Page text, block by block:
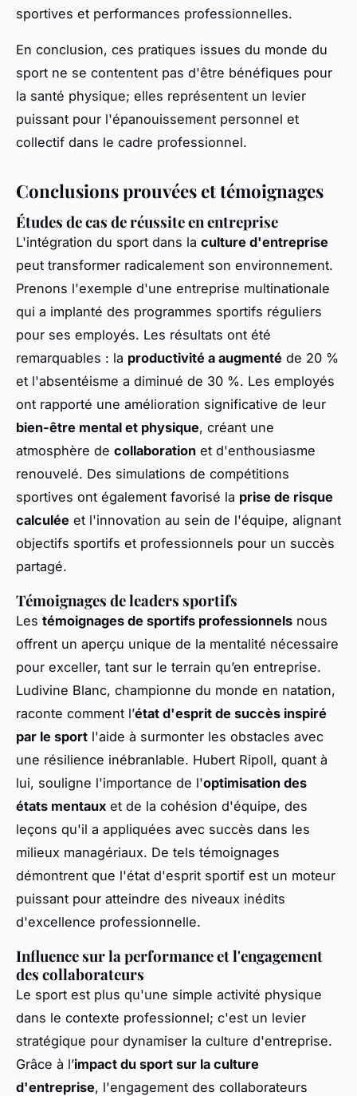
sportives et performances professionnelles.
En conclusion, ces pratiques issues du monde du
sport ne se contentent pas d'être bénéfiques pour
la santé physique; elles représentent un levier
puissant pour l'épanouissement personnel et
collectif dans le cadre professionnel.
Conclusions prouvées et témoignages
Études de cas de réussite en entreprise
L'intégration du sport dans la culture d'entreprise
peut transformer radicalement son environnement.
Prenons l'exemple d'une entreprise multinationale
qui a implanté des programmes sportifs réguliers
pour ses employés. Les résultats ont été
remarquables : la productivité a augmenté de 20 %
et l'absentéisme a diminué de 30 %. Les employés
ont rapporté une amélioration significative de leur
bien-être mental et physique, créant une
atmosphère de collaboration et d'enthousiasme
renouvelé. Des simulations de compétitions
sportives ont également favorisé la prise de risque
calculée et l'innovation au sein de l'équipe, alignant
objectifs sportifs et professionnels pour un succès
partagé.
Témoignages de leaders sportifs
Les témoignages de sportifs professionnels nous
offrent un aperçu unique de la mentalité nécessaire
pour exceller, tant sur le terrain qu’en entreprise.
Ludivine Blanc, championne du monde en natation,
raconte comment l’état d'esprit de succès inspiré
par le sport l'aide à surmonter les obstacles avec
une résilience inébranlable. Hubert Ripoll, quant à
lui, souligne l'importance de l'optimisation des
états mentaux et de la cohésion d'équipe, des
leçons qu'il a appliquées avec succès dans les
milieux managériaux. De tels témoignages
démontrent que l'état d'esprit sportif est un moteur
puissant pour atteindre des niveaux inédits
d'excellence professionnelle.
Influence sur la performance et l'engagement
des collaborateurs
Le sport est plus qu'une simple activité physique
dans le contexte professionnel; c'est un levier
stratégique pour dynamiser la culture d'entreprise.
Grâce à l’impact du sport sur la culture
d'entreprise, l'engagement des collaborateurs